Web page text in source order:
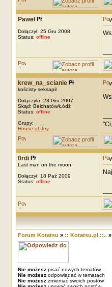
Paweł
Dołączył: 25 Gru 2008
Status: offline
krew_na_scianie
kościsty seksapil
Dołączyła: 23 Gru 2007
Skąd: Bełchatów/Łódź
Status: offline
Grupy:
House of Joy
0rdi
Last man on the moon.
Dołączył: 18 Paź 2009
Status: offline
Forum Kotatsu » :: Kotatsu.pl ::..»
Nie możeszpisać nowych tematów
Nie możeszodpowiadać w tematach
Nie możeszzmieniać swoich postów